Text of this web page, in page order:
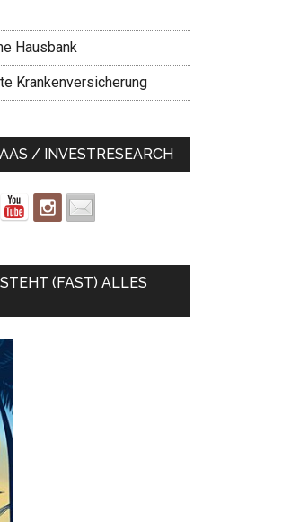
Hausbank
Krankenversicherung
/ INVESTRESEARCH
(FAST) ALLES